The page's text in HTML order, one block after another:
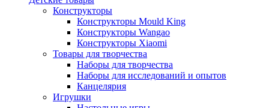
Конструкторы
Конструкторы Mould King
Конструкторы Wangao
Конструкторы Xiaomi
Товары для творчества
Наборы для творчества
Наборы для исследований и опытов
Канцелярия
Игрушки